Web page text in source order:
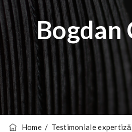
Bogdan
Home/ Testimoniale expertiză